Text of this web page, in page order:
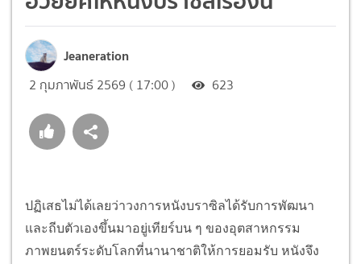
Jeaneration
2 กุมภาพันธ์ 2569 ( 17:00 ) 623
ปฏิเสธไม่ได้เลยว่าวงการหนังบราซิลได้รับการพัฒนา
และถีบตัวเองขึ้นมาอยู่เทียร์บน ๆ ของอุตสาหกรรม
ภาพยนตร์ระดับโลกที่นานาชาติให้การยอมรับ หนังจึง